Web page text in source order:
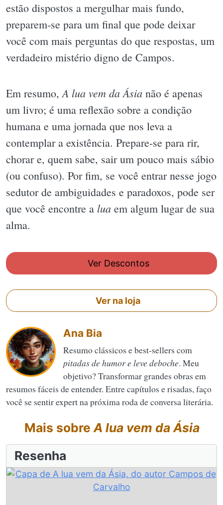
estão dispostos a mergulhar mais fundo,
preparem-se para um final que pode deixar
você com mais perguntas do que respostas, um
verdadeiro mistério digno de Campos.
Em resumo, A lua vem da Ásia não é apenas
um livro; é uma reflexão sobre a condição
humana e uma jornada que nos leva a
contemplar a existência. Prepare-se para rir,
chorar e, quem sabe, sair um pouco mais sábio
(ou confuso). Por fim, se você entrar nesse jogo
sedutor de ambiguidades e paradoxos, pode ser
que você encontre a lua em algum lugar de sua
alma.
Ver Descontos
Ver na loja
Ana Bia
Resumo clássicos e best-sellers com
pitadas de humor e leve deboche. Meu
objetivo? Transformar grandes obras em
resumos fáceis de entender. Entre capítulos e risadas, faço
você se sentir expert na próxima roda de conversa literária.
Mais sobreA lua vem da Ásia
Resenha